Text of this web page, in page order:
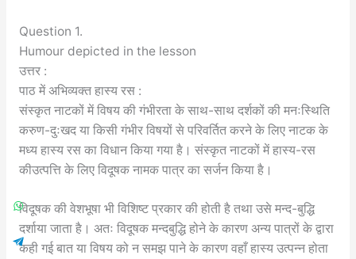
Question 1.
Humour depicted in the lesson
उत्तर :
पाठ में अभिव्यक्त हास्य रस :
संस्कृत नाटकों में विषय की गंभीरता के साथ-साथ दर्शकों की मनःस्थिति
करुण-दुःखद या किसी गंभीर विषयों से परिवर्तित करने के लिए नाटक के
मध्य हास्य रस का विधान किया गया है। संस्कृत नाटकों में हास्य-रस
कीउत्पत्ति के लिए विदूषक नामक पात्र का सर्जन किया है।
विदूषक की वेशभूषा भी विशिष्ट प्रकार की होती है तथा उसे मन्द-बुद्धि
दर्शाया जाता है। अतः विदूषक मन्दबुद्धि होने के कारण अन्य पात्रों के द्वारा
कही गई बात या विषय को न समझ पाने के कारण वहाँ हास्य उत्पन्न होता